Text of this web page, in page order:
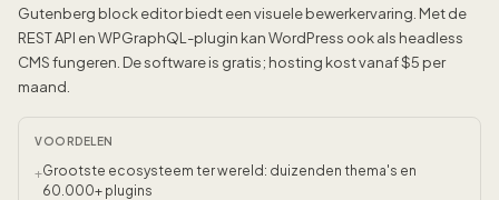
Gutenberg block editor biedt een visuele bewerkervaring. Met de
REST API en WPGraphQL-plugin kan WordPress ook als headless
CMS fungeren. De software is gratis; hosting kost vanaf $5 per
maand.
VOORDELEN
+Grootste ecosysteem ter wereld: duizenden thema's en
60.000+ plugins